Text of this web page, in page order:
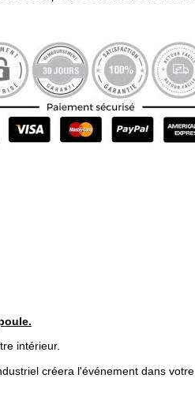
intérieur.
créera l'événement dans votre